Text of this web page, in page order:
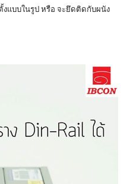
งแบบในรูป หรือ จะยึดติดกับผนัง